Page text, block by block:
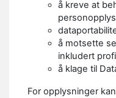
å kreve at
å motsette
inkludert
å klage til
For opplysninger